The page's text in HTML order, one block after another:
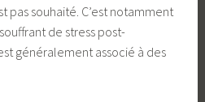
pas souhaité. C’est notamment
de stress post-
généralement associé à des